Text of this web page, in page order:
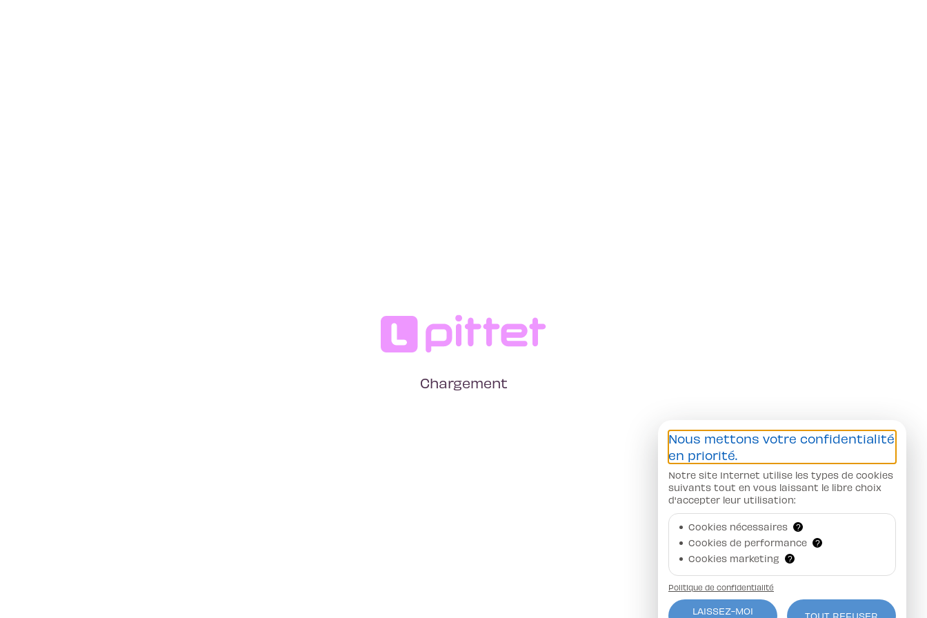
Chargement
Nous mettons votre confidentialité
en priorité.
Notre site Internet utilise les types de cookies
suivants tout en vous laissant le libre choix
d'accepter leur utilisation:
Cookies nécessaires ?
Cookies de performance ?
Cookies marketing ?
Politique de confidentialité
LAISSEZ-MOI
TOUT REFUSER